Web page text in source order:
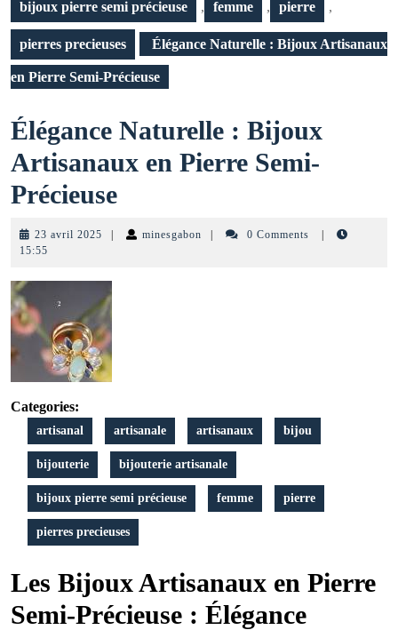
bijoux pierre semi précieuse , femme , pierre ,
pierres precieuses Élégance Naturelle : Bijoux Artisanaux
en Pierre Semi-Précieuse
Élégance Naturelle : Bijoux
Artisanaux en Pierre Semi-
PrécieuseÉlégance
Naturelle
Semi-
Précieuse
23 avril 2025 23
minesgabon minesgabon0 Comments
15:55
Categories:
artisanal artisanale artisanaux bijou
bijouterie bijouterie artisanale
bijoux pierre semi précieuse femme pierre
pierres precieuses
Les Bijoux Artisanaux en Pierre
Semi-Précieuse : Élégance